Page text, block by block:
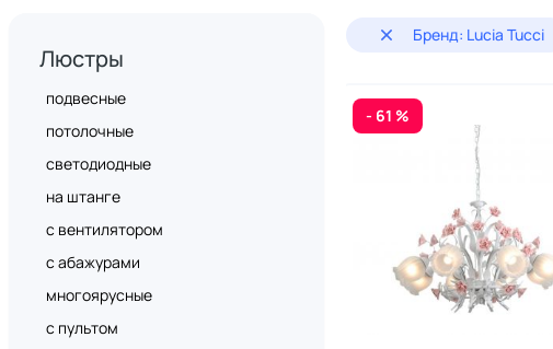
Люстры
подвесные
потолочные
светодиодные
на штанге
с вентилятором
с абажурами
многоярусные
с пультом
Бренд: Lucia Tucci
- 61 %